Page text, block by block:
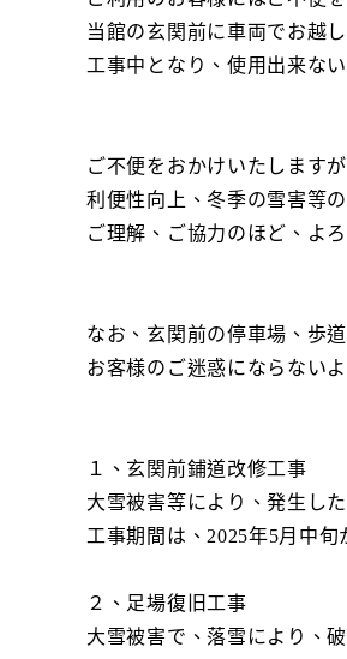
当館の玄関前に車両でお越
工事中となり、使用出来な
ご不便をおかけいたしますが
利便性向上、冬季の雪害等
ご理解、ご協力のほど、よ
なお、玄関前の停車場、歩
お客様のご迷惑にならない
１、玄関前鋪道改修工事
大雪被害等により、発生し
工事期間は、2025年5月中
２、足場復旧工事
大雪被害で、落雪により、